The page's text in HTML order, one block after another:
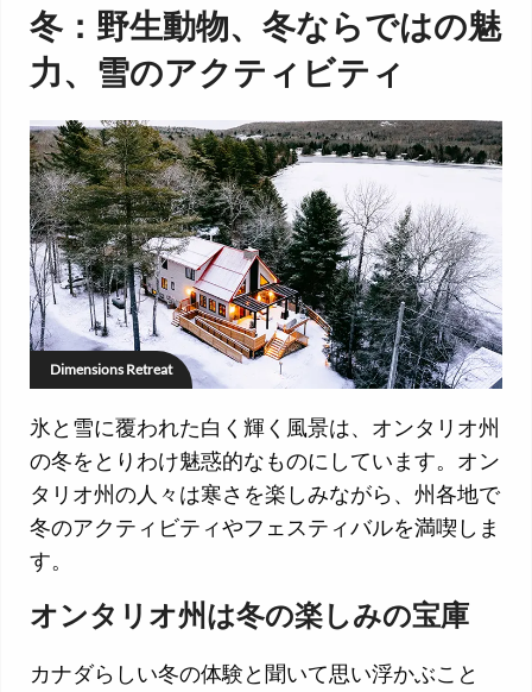
冬：野生動物、冬ならではの魅
力、雪のアクティビティ
Dimensions Retreat
氷と雪に覆われた白く輝く風景は、オンタリオ州
の冬をとりわけ魅惑的なものにしています。オン
タリオ州の人々は寒さを楽しみながら、州各地で
冬のアクティビティやフェスティバルを満喫しま
す。
オンタリオ州は冬の楽しみの宝庫
カナダらしい冬の体験と聞いて思い浮かぶこと